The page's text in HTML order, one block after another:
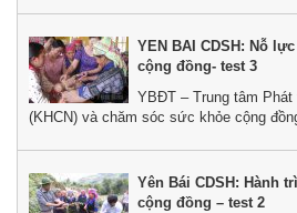
YEN BAI CDSH: Nỗ
cộng đồng- test 3
YBĐT – Trung tâm Phát
(KHCN) và chăm sóc sức khỏe cộng
Yên Bái CDSH: Hành
cộng đồng – test 2